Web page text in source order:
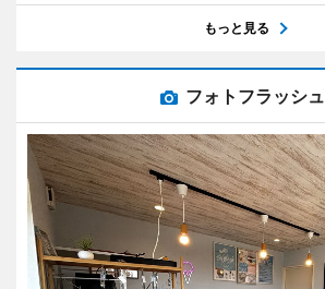
もっと見る
フォトフラッシュ